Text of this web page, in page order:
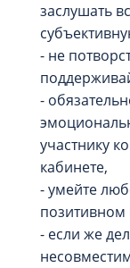
заслушать
- не
-
участнику
кабинете,
- умейте
- если же